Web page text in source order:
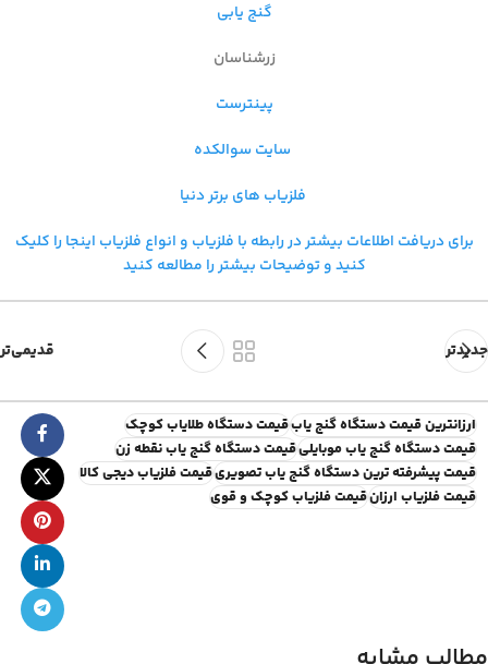
گنج یابی
زرشناسان
پینترست
سایت سوالکده
فلزیاب های برتر دنیا
برای دریافت اطلاعات بیشتر در رابطه با فلزیاب و انواع فلزیاب اینجا را کلیک
کنید و توضیحات بیشتر را مطالعه کنید
جدیدتر قدیمی‌تر
ارزانترین قیمت دستگاه گنج یابقیمت دستگاه طلایاب کوچک
قیمت دستگاه گنج یاب موبایلیقیمت دستگاه گنج یاب نقطه زن
قیمت پیشرفته ترین دستگاه گنج یاب تصویریقیمت فلزیاب دیجی کالا
قیمت فلزیاب ارزانقیمت فلزیاب کوچک و قوی